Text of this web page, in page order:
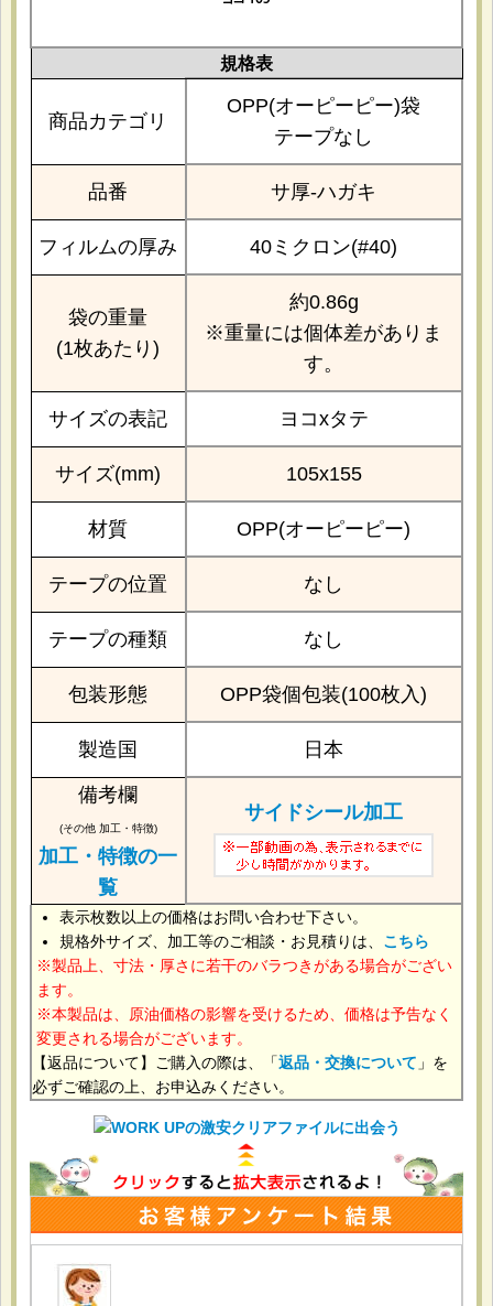
規格表
商品カテゴリ
OPP(オーピーピー)袋
テープなし
品番 サ厚-ハガキ
フィルムの厚み 40ミクロン(#40)
袋の重量
(1枚あたり)
約0.86g
※重量には個体差がありま
す。
サイズの表記 ヨコxタテ
サイズ(mm) 105x155
材質 OPP(オーピーピー)
テープの位置 なし
テープの種類 なし
包装形態 OPP袋個包装(100枚入)
製造国 日本
備考欄
(その他 加工・特徴)
加工・特徴の一
覧
サイドシール加工
表示枚数以上の価格はお問い合わせ下さい。
規格外サイズ、加工等のご相談・お見積りは、 こちら
製品上、寸法・厚さに若干のバラつきがある場合がござい
ます。
本製品は、原油価格の影響を受けるため、価格は予告なく
変更される場合がございます。
【返品について】ご購入の際は、「返品・交換について 」を
必ずご確認の上、お申込みください。